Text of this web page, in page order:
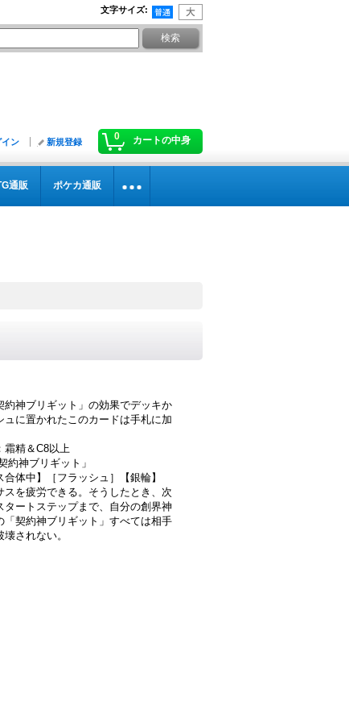
文字サイズ:
0 カートの中身
イン 新規登録
通販 ポケカ通販
約神ブリギット」の効果でデッキか
ュに置かれたこのカードは手札に加
霜精＆C8以上
約神ブリギット」
合体中】［フラッシュ］【銀輪】
スを疲労できる。そうしたとき、次
タートステップまで、自分の創界神
「契約神ブリギット」すべては相手
されない。